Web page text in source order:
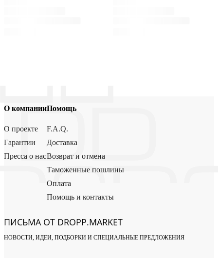
О компании
О проекте
Гарантии
Пресса о нас
Помощь
F.A.Q.
Доставка
Возврат и отмена
Таможенные пошлины
Оплата
Помощь и контакты
ПИСЬМА ОТ DROPP.MARKET
НОВОСТИ, ИДЕИ, ПОДБОРКИ И СПЕЦИАЛЬНЫЕ ПРЕДЛОЖЕНИЯ